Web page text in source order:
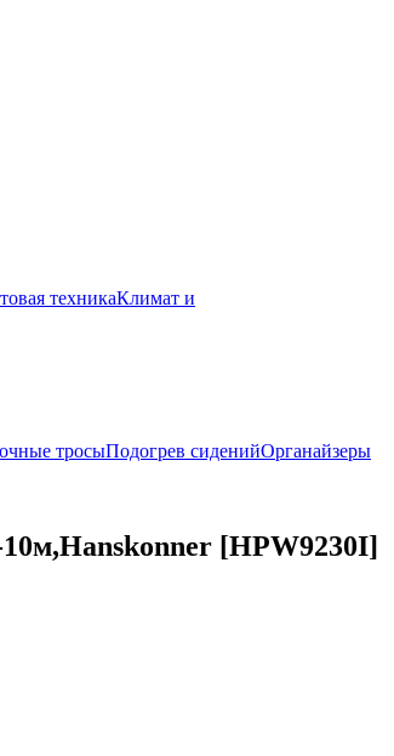
техникаКлимат и
тросыПодогрев сиденийОрганайзеры
[HPW9230I]